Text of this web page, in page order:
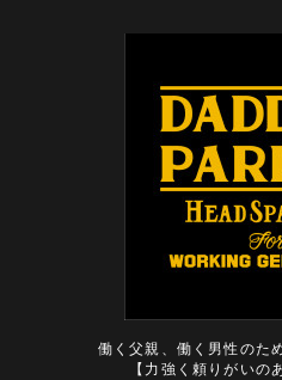
働く父親、働く男性のた
【力強く頼りがいの